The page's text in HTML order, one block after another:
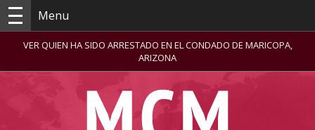
Menu
VER QUIEN HA SIDO ARRESTADO EN EL CONDADO DE MARICOPA,
ARIZONA